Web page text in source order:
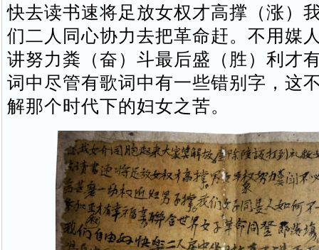
快去读书速将足放女权才高撑（涨）
们二人同心协力去把革命赶。不用媒
讲努力粪（奋）斗最后盛（胜）利才
词中尽管有歌词中有一些错别字，这
解那个时代下的妇女之苦。